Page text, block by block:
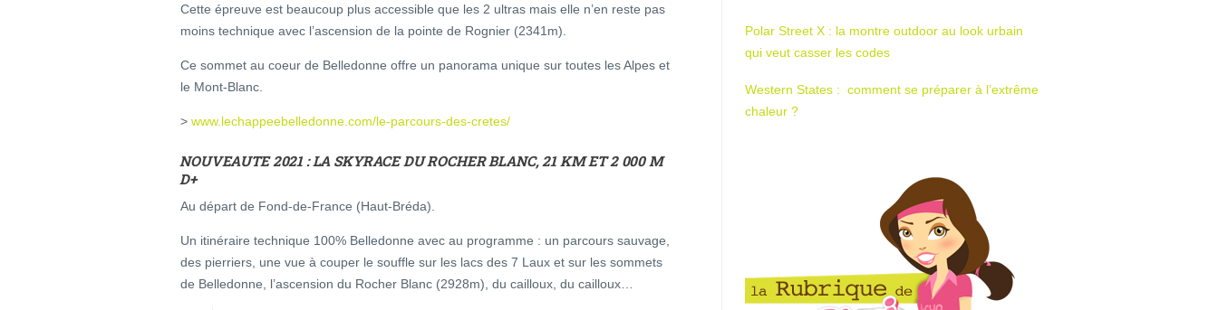
Cette épreuve est beaucoup plus accessible que les 2 ultras mais elle n’en reste pas
moins technique avec l’ascension de la pointe de Rognier (2341m).
Ce sommet au coeur de Belledonne offre un panorama unique sur toutes les Alpes et
le Mont-Blanc.
> www.lechappeebelledonne.com/le-parcours-des-cretes/
NOUVEAUTE 2021 : LA SKYRACE DU ROCHER BLANC, 21 KM ET 2 000 M
D+
Au départ de Fond-de-France (Haut-Bréda).
Un itinéraire technique 100% Belledonne avec au programme : un parcours sauvage,
des pierriers, une vue à couper le souffle sur les lacs des 7 Laux et sur les sommets
de Belledonne, l’ascension du Rocher Blanc (2928m), du cailloux, du cailloux…
Polar Street X : la montre outdoor au look urbain
qui veut casser les codes
Western States : comment se préparer à l’extrême
chaleur ?